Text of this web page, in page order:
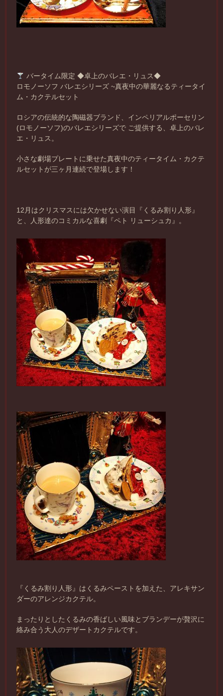
バータイム限定 ◆卓上のバレエ・リュス◆
ロモノーソフ バレエシリーズ ~真夜中の華麗なるティータイ
ム・カクテルセット
ロシアの伝統的な陶磁器ブランド、インペリアルポーセリン
(ロモノーソフ)のバレエシリーズで ご提供する、卓上のバレ
エ・リュス。
小さな劇場プレートに乗せた真夜中のティータイム・カクテ
ルセットが三ヶ月連続で登場します！
12月はクリスマスには欠かせない演目『くるみ割り人形』
と、人形達のコミカルな喜劇『ペト リューシュカ』。
『くるみ割り人形』はくるみペーストを加えた、アレキサン
ダーのアレンジカクテル。
まったりとしたくるみの香ばしい風味とブランデーが贅沢に
絡み合う大人のデザートカクテルです。